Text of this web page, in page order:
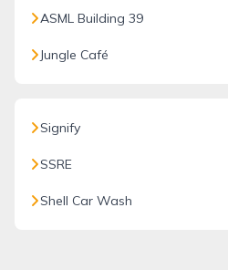
ASML Building 39
Jungle Café
Signify
SSRE
Shell Car Wash